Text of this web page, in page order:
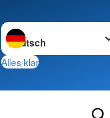
Sprache wechseln zu
Alles klar